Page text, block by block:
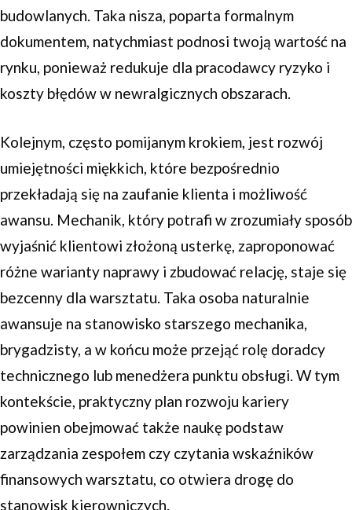
budowlanych. Taka nisza, poparta formalnym
dokumentem, natychmiast podnosi twoją wartość na
rynku, ponieważ redukuje dla pracodawcy ryzyko i
koszty błędów w newralgicznych obszarach.
Kolejnym, często pomijanym krokiem, jest rozwój
umiejętności miękkich, które bezpośrednio
przekładają się na zaufanie klienta i możliwość
awansu. Mechanik, który potrafi w zrozumiały sposób
wyjaśnić klientowi złożoną usterkę, zaproponować
różne warianty naprawy i zbudować relację, staje się
bezcenny dla warsztatu. Taka osoba naturalnie
awansuje na stanowisko starszego mechanika,
brygadzisty, a w końcu może przejąć rolę doradcy
technicznego lub menedżera punktu obsługi. W tym
kontekście, praktyczny plan rozwoju kariery
powinien obejmować także naukę podstaw
zarządzania zespołem czy czytania wskaźników
finansowych warsztatu, co otwiera drogę do
stanowisk kierowniczych.